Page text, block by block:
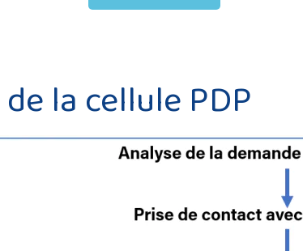
de la cellule PDP